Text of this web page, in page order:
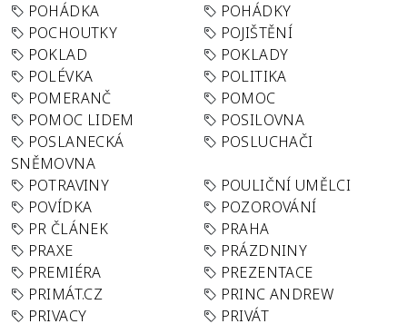
POHÁDKA
POHÁDKY
POCHOUTKY
POJIŠTĚNÍ
POKLAD
POKLADY
POLÉVKA
POLITIKA
POMERANČ
POMOC
POMOC LIDEM
POSILOVNA
POSLANECKÁ
SNĚMOVNA
POSLUCHAČI
POTRAVINY
POULIČNÍ UMĚLCI
POVÍDKA
POZOROVÁNÍ
PR ČLÁNEK
PRAHA
PRAXE
PRÁZDNINY
PREMIÉRA
PREZENTACE
PRIMÁT.CZ
PRINC ANDREW
PRIVACY
PRIVÁT